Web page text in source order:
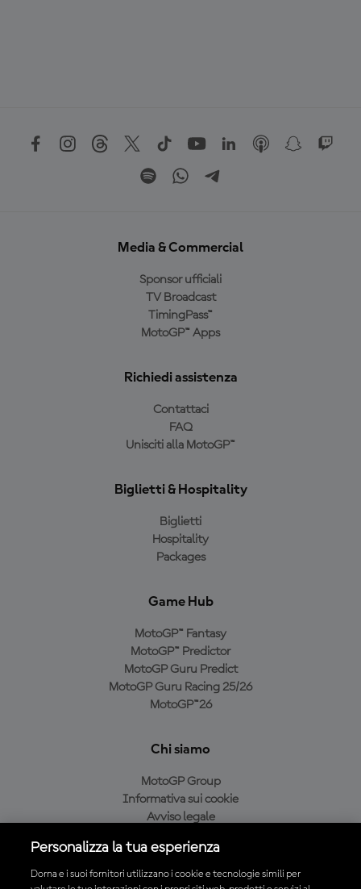
Media & Commercial
Sponsor ufficiali
TV Broadcast
TimingPass™
MotoGP™ Apps
Richiedi assistenza
Contattaci
FAQ
Unisciti alla MotoGP™
Biglietti & Hospitality
Biglietti
Hospitality
Packages
Game Hub
MotoGP™ Fantasy
MotoGP™ Predictor
MotoGP Guru Predict
MotoGP Guru Racing 25/26
MotoGP™26
Chi siamo
MotoGP Group
Informativa sui cookie
Avviso legale
Condizioni di acquisto
Personalizza la tua esperienza
Dorna e i suoi fornitori utilizzano i cookie e tecnologie simili per